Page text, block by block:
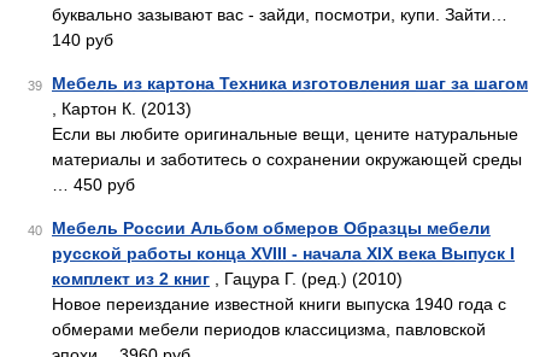
буквально зазывают вас - зайди, посмотри, купи. Зайти…
140 руб
39
Мебель из картона Техника изготовления шаг за шагом
, Картон К. (2013)
Если вы любите оригинальные вещи, цените натуральные
материалы и заботитесь о сохранении окружающей среды
… 450 руб
40
Мебель России Альбом обмеров Образцы мебели
русской работы конца XVIII - начала XIX века Выпуск I
комплект из 2 книг , Гацура Г. (ред.) (2010)
Новое переиздание известной книги выпуска 1940 года с
обмерами мебели периодов классицизма, павловской